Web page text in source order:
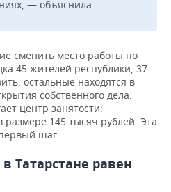
— объяснила
сменить место работы по
45 жителей республики, 37
остальные находятся в
собственного дела.
центр занятости:
размере 145 тысяч рублей. Эта
шаг.
Татарстане равен